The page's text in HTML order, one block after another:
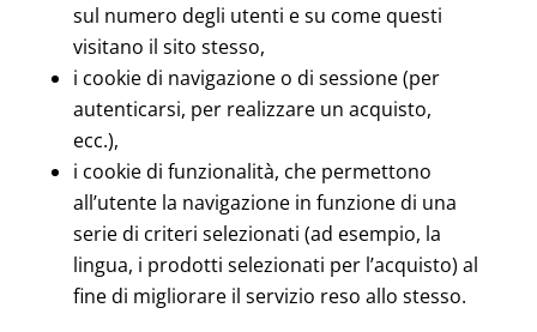
sul numero degli utenti e su come questi
visitano il sito stesso,
i cookie di navigazione o di sessione (per
autenticarsi, per realizzare un acquisto,
ecc.),
i cookie di funzionalità, che permettono
all’utente la navigazione in funzione di una
serie di criteri selezionati (ad esempio, la
lingua, i prodotti selezionati per l’acquisto) al
fine di migliorare il servizio reso allo stesso.